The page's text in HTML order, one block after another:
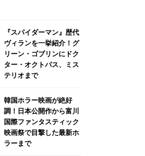
『スパイダーマン』歴代
ヴィランを一挙紹介！グ
リーン・ゴブリンにドク
ター・オクトパス、ミス
テリオまで
韓国ホラー映画が絶好
調！日本公開作から富川
国際ファンタスティック
映画祭で目撃した最新ホ
ラーまで